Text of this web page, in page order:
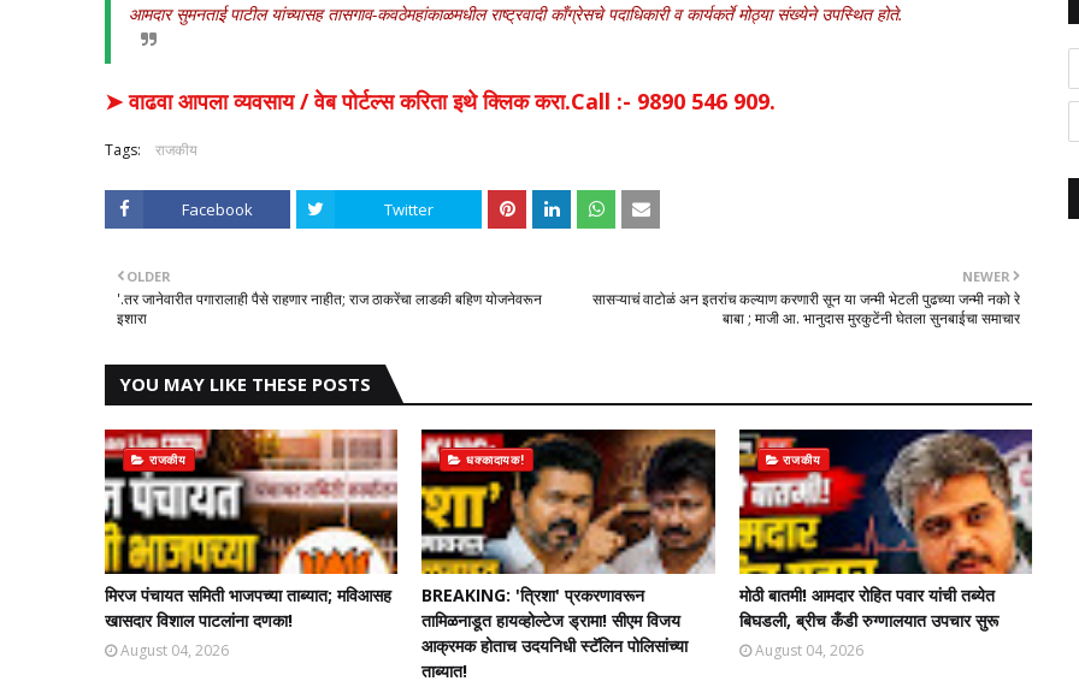
आमदार सुमनताई पाटील यांच्यासह तासगाव-कवठेमहांकाळमधील राष्ट्रवादी काँग्रेसचे पदाधिकारी व कार्यकर्ते मोठ्या संख्येने उपस्थित होते.
➤ वाढवा आपला व्यवसाय / वेब पोर्टल्स करिता इथे क्लिक करा.Call :- 9890 546 909.
Tags: राजकीय
Facebook Twitter
NEWER
सासऱ्याचं वाटोळं अन इतरांच कल्याण करणारी सून या जन्मी भेटली पुढच्या जन्मी नको रे
बाबा ; माजी आ. भानुदास मुरकुटेंनी घेतला सुनबाईचा समाचार
OLDER
'.तर जानेवारीत पगारालाही पैसे राहणार नाहीत; राज ठाकरेंचा लाडकी बहिण योजनेवरून
इशारा
YOU MAY LIKE THESE POSTS
राजकीय
मिरज पंचायत समिती भाजपच्या ताब्यात; मविआसह
खासदार विशाल पाटलांना दणका!
August 04, 2026
धक्कादायक!
BREAKING: 'त्रिशा' प्रकरणावरून
तामिळनाडूत हायव्होल्टेज ड्रामा! सीएम विजय
आक्रमक होताच उदयनिधी स्टॅलिन पोलिसांच्या
ताब्यात!
राजकीय
मोठी बातमी! आमदार रोहित पवार यांची तब्येत
बिघडली, ब्रीच कँडी रुग्णालयात उपचार सुरू
August 04, 2026